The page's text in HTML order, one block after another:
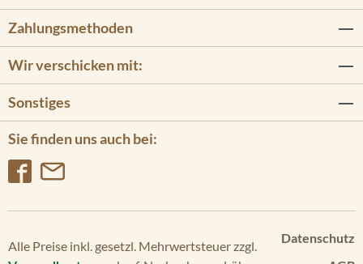
Sie finden uns auch bei:
Zahlungsmethoden
Wir verschicken mit:
Sonstiges
Datenschutz
Alle Preise inkl. gesetzl. Mehrwertsteuer zzgl.